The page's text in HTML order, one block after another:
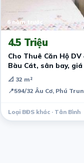
6 năm trước
4.5 Triệu
Cho Thuê Căn Hộ
Bàu Cát, sân bay,
📐 32 m²
📍594/32 Âu Cơ, Phú
Loại BĐS khác · Tân Bình